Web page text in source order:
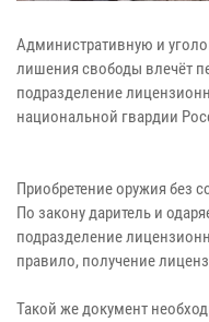
Административную и
лишения свободы влечёт
подразделение
национальной гвардии
Приобретение оружия без
По закону даритель и
подразделение
правило, получение
Такой же документ